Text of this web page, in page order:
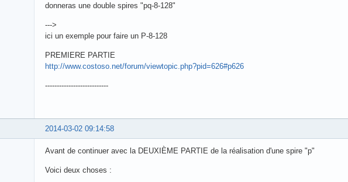
donneras une double spires "pq-8-128"
--->
ici un exemple pour faire un P-8-128
PREMIERE PARTIE
http://www.costoso.net/forum/viewtopic.php?pid=626#p626
---------------------------
2014-03-02 09:14:58
Avant de continuer avec la DEUXIÈME PARTIE de la réalisation d'une spire "p"
Voici deux choses :